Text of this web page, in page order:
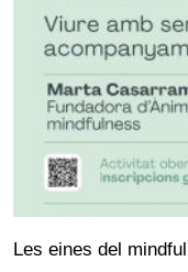
Les eines del